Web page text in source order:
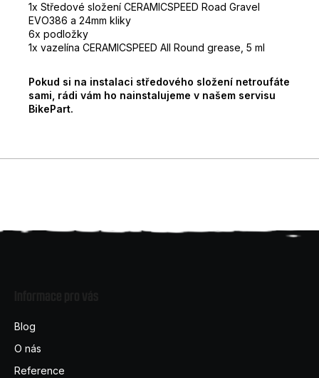
1x Středové složení CERAMICSPEED Road Gravel
EVO386 a 24mm kliky
6x podložky
1x vazelína CERAMICSPEED All Round grease, 5 ml
Pokud si na instalaci středového složení netroufáte
sami, rádi vám ho nainstalujeme v našem servisu
BikePart.
Blog
O nás
Reference